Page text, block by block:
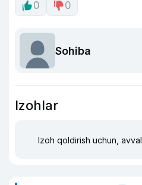
0 0
Sohiba
Izohlar
Izoh qoldirish uchun, avval